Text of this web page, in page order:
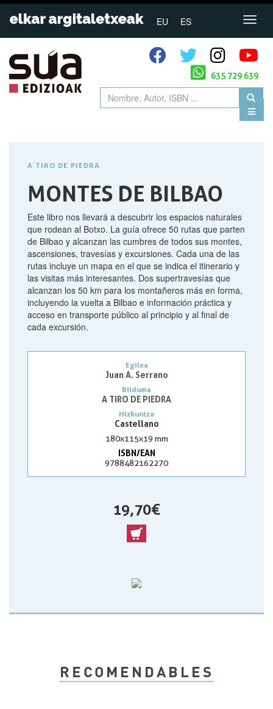
EU ES
635 729 639
A TIRO DE PIEDRA
MONTES DE BILBAO
Este libro nos llevará a descubrir los espacios naturales
que rodean al Botxo. La guía ofrece 50 rutas que parten
de Bilbao y alcanzan las cumbres de todos sus montes,
ascensiones, travesías y excursiones. Cada una de las
rutas incluye un mapa en el que se indica el itinerario y
las visitas más interesantes. Dos supertravesías que
alcanzan los 50 km para los montañeros más en forma,
incluyendo la vuelta a Bilbao e información práctica y
acceso en transporte público al principio y al final de
cada excursión.
Egilea
Juan A. Serrano
Bilduma
A TIRO DE PIEDRA
Hizkuntza
Castellano
180x115x19 mm
ISBN/EAN
9788482162270
19,70 €
RECOMENDABLES